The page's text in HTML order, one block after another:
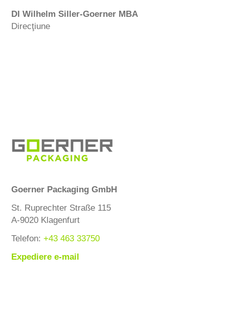
DI Wilhelm Siller-Goerner MBA
Direcţiune
Goerner Packaging GmbH
St. Ruprechter Straße 115
A-9020 Klagenfurt
Telefon:+43 463 33750
Expediere e-mail